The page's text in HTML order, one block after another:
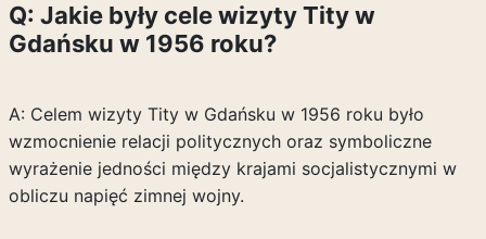
Q: Jakie były cele wizyty Tity w
Gdańsku w 1956 roku?
A: Celem wizyty Tity w Gdańsku w 1956 roku było
wzmocnienie relacji politycznych oraz symboliczne
wyrażenie jedności między krajami socjalistycznymi w
obliczu napięć zimnej wojny.